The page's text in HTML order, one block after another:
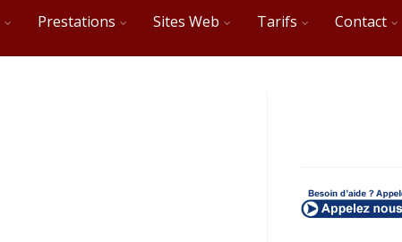
Prestations Sites Web Tarifs Contact